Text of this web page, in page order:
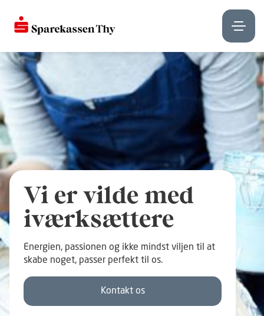
Vi er vilde med
iværksættere
Energien, passionen og ikke mindst viljen til at
skabe noget, passer perfekt til os.
Kontakt os